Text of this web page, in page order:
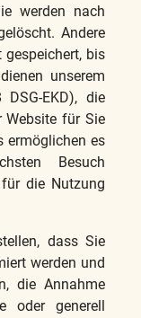
werden nach
Andere
gespeichert, bis
unserem
EKD), die
Website für Sie
ermöglichen es
Besuch
die Nutzung
dass Sie
werden und
die Annahme
oder generell